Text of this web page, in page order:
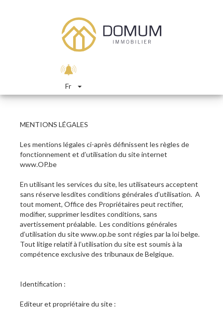
Fr
MENTIONS LÉGALES
Les mentions légales ci-après définissent les règles de
fonctionnement et d’utilisation du site internet
www.OP.be
En utilisant les services du site, les utilisateurs acceptent
sans réserve lesdites conditions générales d’utilisation. A
tout moment, Office des Propriétaires peut rectifier,
modifier, supprimer lesdites conditions, sans
avertissement préalable. Les conditions générales
d’utilisation du site www.op.be sont régies par la loi belge.
Tout litige relatif à l’utilisation du site est soumis à la
compétence exclusive des tribunaux de Belgique.
Identification :
Editeur et propriétaire du site :